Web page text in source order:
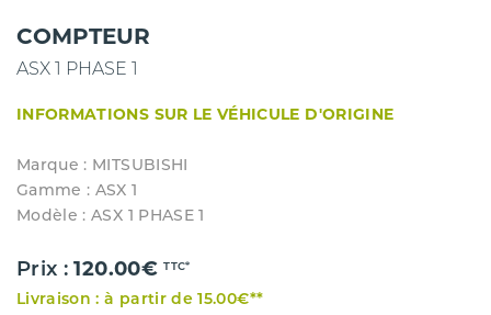
COMPTEUR
ASX 1 PHASE 1
INFORMATIONS SUR LE VÉHICULE D'ORIGINE
Marque : MITSUBISHI
Gamme : ASX 1
Modèle : ASX 1 PHASE 1
Prix :120.00€ TTC*
Livraison : à partir de 15.00€**